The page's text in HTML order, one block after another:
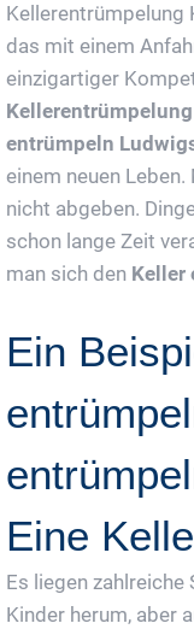
Kellerentrümpelung
das mit einem
einzigartiger
entrümpeln
einem neuen
nicht abgeben.
schon lange Zeit
man sich den Keller
Ein
Eine
Es liegen
Kinder herum, aber